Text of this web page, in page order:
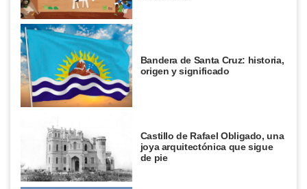
Bandera de Santa Cruz: historia,
origen y significado
Castillo de Rafael Obligado, una
joya arquitectónica que sigue
de pie